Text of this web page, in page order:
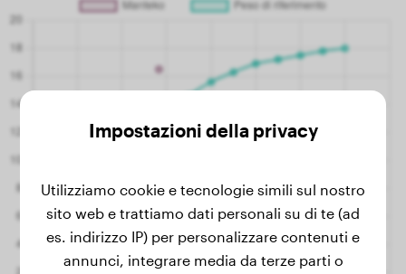
Impostazioni della privacy
Utilizziamo cookie e tecnologie simili sul nostro
sito web e trattiamo dati personali su di te (ad
es. indirizzo IP) per personalizzare contenuti e
annunci, integrare media da terze parti o